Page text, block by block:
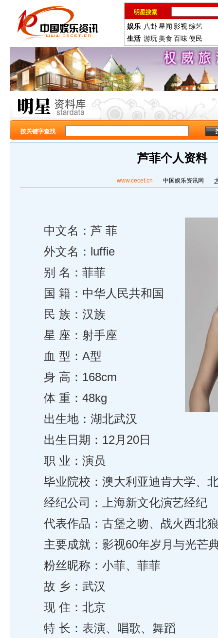
明星搜索
娱乐 八卦星闻 影视综艺
生活 游玩 美食 百味便民
按关键字查找
芦菲个人资料
www.cecet.cn 中国娱乐资讯网
中文名：芦 菲
外文名：luffie
别 名：菲菲
国 籍：中华人民共和国
民 族：汉族
星 座：射手座
血 型：A型
身 高：168cm
体 重：48kg
出生地：湖北武汉
出生日期：12月20日
职 业：演员
毕业院校：澳大利亚迪肯大学、
经纪公司：上海新文化演艺经纪
代表作品：古堡之吻、战火西北
主要成就：影视60年岁月与光芒
粉丝昵称：小菲、菲菲
故 乡：武汉
现 住：北京
特 长：表演、唱歌、舞蹈